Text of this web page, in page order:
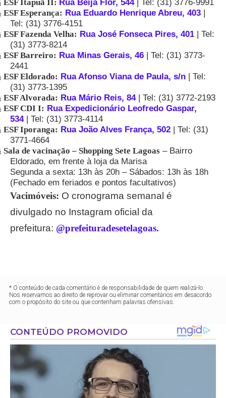
ESF Itapuã II: Rua Beija Flor, 544| Tel: (31) 3776-9991
ESF Esperança: Rua Eduardo Henrique Abreu, 403 |
Tel: (31) 3776-4151
ESF Fazenda Velha: Rua José Fonseca Pires, 401 | Tel:
(31) 3773-8214
ESF Barreiro: Rua Minas Gerais, 46 | Tel: (31) 3773-
2441
ESF Eldorado: Rua Afonso Viana de Paula, s/n | Tel:
(31) 3773-1395
ESF Alvorada: Rua Mário Reis, 84| Tel: (31) 3772-2193
ESF CDI I: Rua Expedicionário Leofredo Gaspar,
534| Tel: (31) 3773-4114
ESF Iporanga: Rua João Alves França, 502 | Tel: (31)
3771-4664
Sala de vacinação – Shopping Sete Lagoas – Bairro
Eldorado, em frente à loja da Marisa
Segunda a sexta: 13h às 20h – Sábados: 13h às 18h
(Fechado em feriados e pontos facultativos)
Vacimóveis: O cronograma semanal é
divulgado no Instagram oficial da
prefeitura: @prefeituradesetelagoas.
* O conteúdo de cada comentário é de responsabilidade de quem realizá-lo.
Nos reservamos ao direito de reprovar ou eliminar comentários em desacordo
com o propósito do site ou que contenham palavras ofensivas.